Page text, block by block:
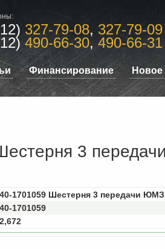
327-79-08, 327-79-09
490-66-30, 490-66-31
Финансирование Новое
3
40-1701059 Шестерня 3 передачи ЮМЗ
40-1701059
2,672